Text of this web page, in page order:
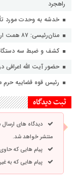
راهجرد
خدشه به وحدت مورد
منان‌رئیسی: ۸۷ همت ارز بازنگشته در قم تنها در اختیار ۱۴ متعهد است
کشف و ضبط سه دستگاه
حضور آیت الله اعرافی
رئیس قوه قضاییه
ثبت دیدگاه
دیدگاه های
منتشر خواهد شد.
پیام هایی که
پیام هایی که به